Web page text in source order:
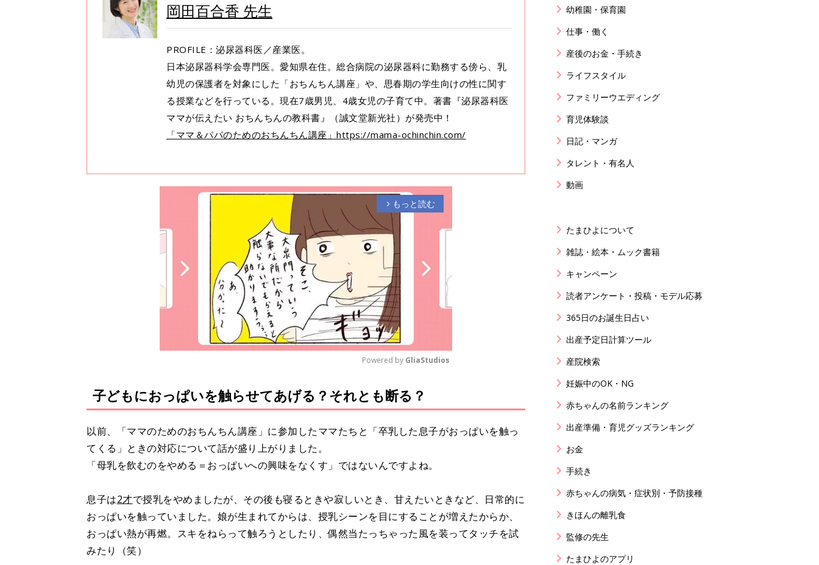
岡田百合香 先生
PROFILE：泌尿器科医／産業医。
日本泌尿器科学会専門医。愛知県在住。総合病院の泌尿器科に勤務する傍ら、乳
幼児の保護者を対象にした「おちんちん講座」や、思春期の学生向けの性に関す
る授業などを行っている。現在7歳男児、4歳女児の子育て中。著書『泌尿器科医
ママが伝えたい おちんちんの教科書』（誠文堂新光社）が発売中！
「ママ＆パパのためのおちんちん講座」https://mama-ochinchin.com/
arrow_forward_ios もっと読む
M
u
t
Powered by GliaStudios
子どもにおっぱいを触らせてあげる？それとも断る？
以前、「ママのためのおちんちん講座」に参加したママたちと「卒乳した息子がおっぱいを触っ
てくる」ときの対応について話が盛り上がりました。
「母乳を飲むのをやめる＝おっぱいへの興味をなくす」ではないんですよね。
息子は2才で授乳をやめましたが、その後も寝るときや寂しいとき、甘えたいときなど、日常的に
おっぱいを触っていました。娘が生まれてからは、授乳シーンを目にすることが増えたからか、
おっぱい熱が再燃。スキをねらって触ろうとしたり、偶然当たっちゃった風を装ってタッチを試
みたり（笑）
幼稚園・保育園
仕事・働く
産後のお金・手続き
ライフスタイル
ファミリーウエディング
育児体験談
日記・マンガ
タレント・有名人
動画
たまひよについて
雑誌・絵本・ムック書籍
キャンペーン
読者アンケート・投稿・モデル応募
365日のお誕生日占い
出産予定日計算ツール
産院検索
妊娠中のOK・NG
赤ちゃんの名前ランキング
出産準備・育児グッズランキング
お金
手続き
赤ちゃんの病気・症状別・予防接種
きほんの離乳食
監修の先生
たまひよのアプリ